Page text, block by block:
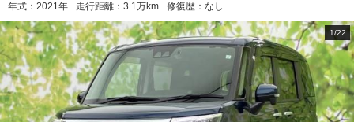
年式： 2021年 走行距離： 3.1万km 修復歴： なし
1/22